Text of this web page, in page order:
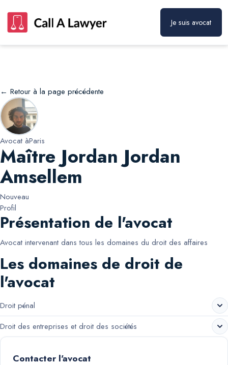
Je suis avocat
← Retour à la page précédente
Avocat àParis
Maître Jordan Jordan
Amsellem
Nouveau
Profil
Présentation de l'avocat
Avocat intervenant dans tous les domaines du droit des affaires
Les domaines de droit de
l'avocat
Droit pénal
Droit des entreprises et droit des sociétés
Contacter l'avocat